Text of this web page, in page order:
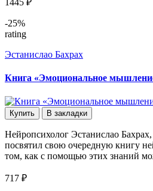
-25%
rating
Эстанислао Бахрах
Книга «Эмоциональное
Купить В закладки
Нейропсихолог Эстанислао
посвятил свою очередную книгу
том, как с помощью этих знаний
717 ₽